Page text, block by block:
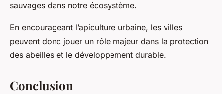
sauvages dans notre écosystème.
En encourageant l’apiculture urbaine, les villes
peuvent donc jouer un rôle majeur dans la protection
des abeilles et le développement durable.
Conclusion